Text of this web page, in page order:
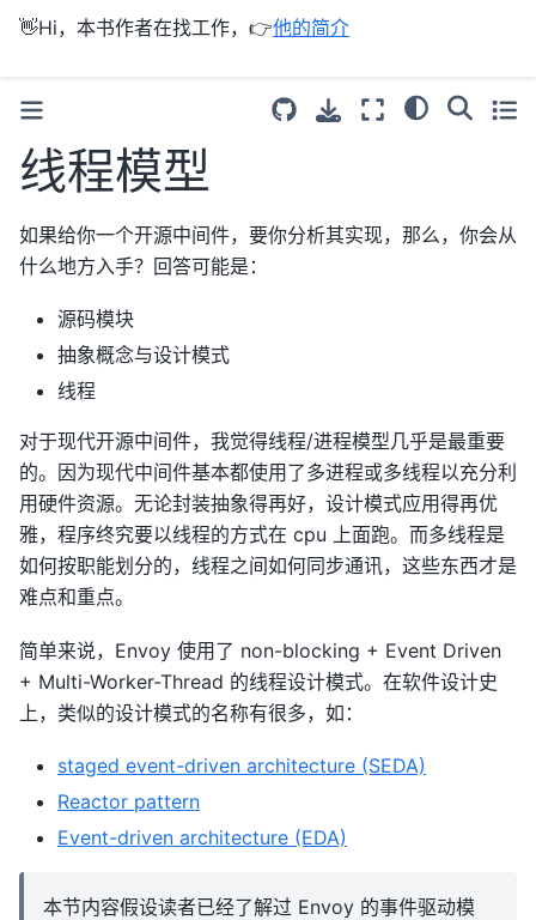
👋Hi，本书作者在找工作，👉他的简介
线程模型
如果给你一个开源中间件，要你分析其实现，那么，你会从
什么地方入手？回答可能是：
源码模块
抽象概念与设计模式
线程
对于现代开源中间件，我觉得线程/进程模型几乎是最重要
的。因为现代中间件基本都使用了多进程或多线程以充分利
用硬件资源。无论封装抽象得再好，设计模式应用得再优
雅，程序终究要以线程的方式在 cpu 上面跑。而多线程是
如何按职能划分的，线程之间如何同步通讯，这些东西才是
难点和重点。
简单来说，Envoy 使用了 non-blocking + Event Driven
+ Multi-Worker-Thread 的线程设计模式。在软件设计史
上，类似的设计模式的名称有很多，如：
staged event-driven architecture (SEDA)
Reactor pattern
Event-driven architecture (EDA)
本节内容假设读者已经了解过 Envoy 的事件驱动模